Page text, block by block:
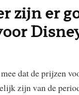
zijn er
dat de prijzen
zijn van de